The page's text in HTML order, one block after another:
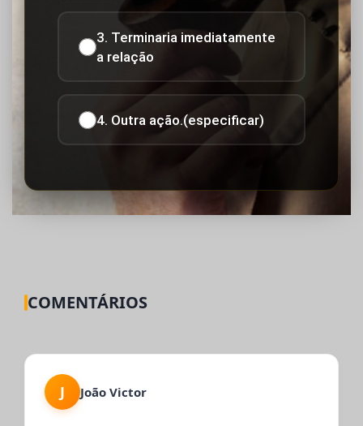
3. Terminaria imediatamente
a relação
4. Outra ação.(especificar)
COMENTÁRIOS
J João Victor